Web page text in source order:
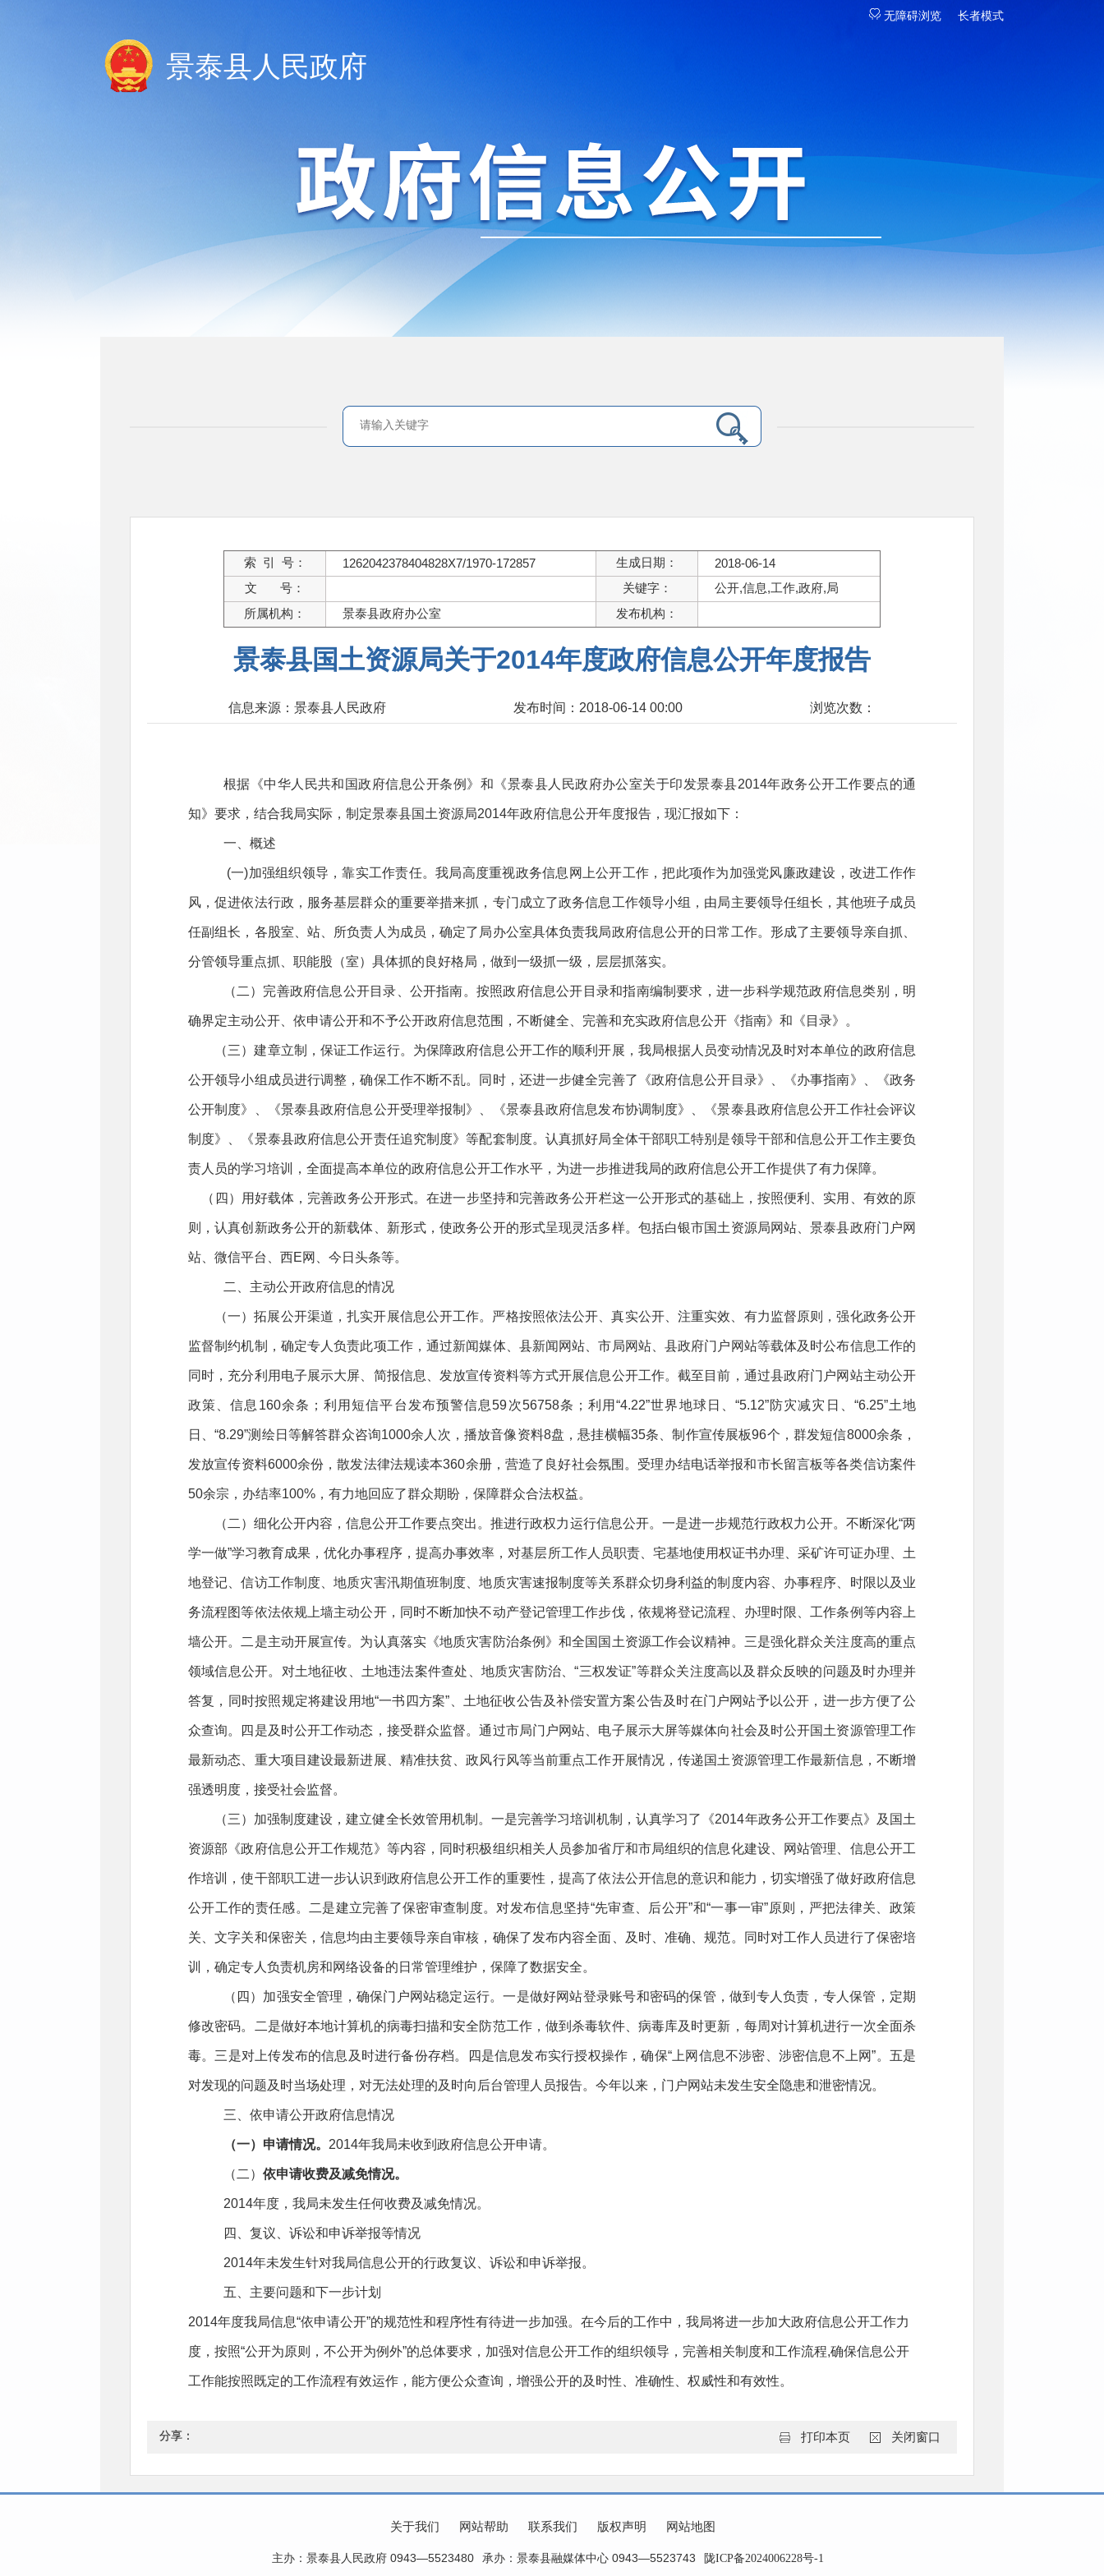
无障碍浏览 长者模式
景泰县人民政府
索 引 号： 1262042378404828X7/1970-172857 生成日期：
2018-06-14
文 号：
关键字：
公开,信息,工作,政府,局
所属机构：
景泰县政府办公室 发布机构：
景泰县国土资源局关于2014年度政府信息公开年度报告
信息来源：景泰县人民政府 发布时间：2018-06-14 00:00 浏览次数：
根据《中华人民共和国政府信息公开条例》和《景泰县人民政府办公室关于印发景泰县2014年政务公开工作要点的通
知》要求，结合我局实际，制定景泰县国土资源局2014年政府信息公开年度报告，现汇报如下：
一、概述
(一)加强组织领导，靠实工作责任。我局高度重视政务信息网上公开工作，把此项作为加强党风廉政建设，改进工作作
风，促进依法行政，服务基层群众的重要举措来抓，专门成立了政务信息工作领导小组，由局主要领导任组长，其他班子成员
任副组长，各股室、站、所负责人为成员，确定了局办公室具体负责我局政府信息公开的日常工作。形成了主要领导亲自抓、
分管领导重点抓、职能股（室）具体抓的良好格局，做到一级抓一级，层层抓落实。
（二）完善政府信息公开目录、公开指南。按照政府信息公开目录和指南编制要求，进一步科学规范政府信息类别，明
确界定主动公开、依申请公开和不予公开政府信息范围，不断健全、完善和充实政府信息公开《指南》和《目录》。
（三）建章立制，保证工作运行。为保障政府信息公开工作的顺利开展，我局根据人员变动情况及时对本单位的政府信息
公开领导小组成员进行调整，确保工作不断不乱。同时，还进一步健全完善了《政府信息公开目录》、《办事指南》、《政务
公开制度》、《景泰县政府信息公开受理举报制》、《景泰县政府信息发布协调制度》、《景泰县政府信息公开工作社会评议
制度》、《景泰县政府信息公开责任追究制度》等配套制度。认真抓好局全体干部职工特别是领导干部和信息公开工作主要负
责人员的学习培训，全面提高本单位的政府信息公开工作水平，为进一步推进我局的政府信息公开工作提供了有力保障。
（四）用好载体，完善政务公开形式。在进一步坚持和完善政务公开栏这一公开形式的基础上，按照便利、实用、有效的原
则，认真创新政务公开的新载体、新形式，使政务公开的形式呈现灵活多样。包括白银市国土资源局网站、景泰县政府门户网
站、微信平台、西E网、今日头条等。
二、主动公开政府信息的情况
（一）拓展公开渠道，扎实开展信息公开工作。严格按照依法公开、真实公开、注重实效、有力监督原则，强化政务公开
监督制约机制，确定专人负责此项工作，通过新闻媒体、县新闻网站、市局网站、县政府门户网站等载体及时公布信息工作的
同时，充分利用电子展示大屏、简报信息、发放宣传资料等方式开展信息公开工作。截至目前，通过县政府门户网站主动公开
政策、信息160余条；利用短信平台发布预警信息59次56758条；利用“4.22”世界地球日、“5.12”防灾减灾日、“6.25”土地
日、“8.29”测绘日等解答群众咨询1000余人次，播放音像资料8盘，悬挂横幅35条、制作宣传展板96个，群发短信8000余条，
发放宣传资料6000余份，散发法律法规读本360余册，营造了良好社会氛围。受理办结电话举报和市长留言板等各类信访案件
50余宗，办结率100%，有力地回应了群众期盼，保障群众合法权益。
（二）细化公开内容，信息公开工作要点突出。推进行政权力运行信息公开。一是进一步规范行政权力公开。不断深化“两
学一做”学习教育成果，优化办事程序，提高办事效率，对基层所工作人员职责、宅基地使用权证书办理、采矿许可证办理、土
地登记、信访工作制度、地质灾害汛期值班制度、地质灾害速报制度等关系群众切身利益的制度内容、办事程序、时限以及业
务流程图等依法依规上墙主动公开，同时不断加快不动产登记管理工作步伐，依规将登记流程、办理时限、工作条例等内容上
墙公开。二是主动开展宣传。为认真落实《地质灾害防治条例》和全国国土资源工作会议精神。三是强化群众关注度高的重点
领域信息公开。对土地征收、土地违法案件查处、地质灾害防治、“三权发证”等群众关注度高以及群众反映的问题及时办理并
答复，同时按照规定将建设用地“一书四方案”、土地征收公告及补偿安置方案公告及时在门户网站予以公开，进一步方便了公
众查询。四是及时公开工作动态，接受群众监督。通过市局门户网站、电子展示大屏等媒体向社会及时公开国土资源管理工作
最新动态、重大项目建设最新进展、精准扶贫、政风行风等当前重点工作开展情况，传递国土资源管理工作最新信息，不断增
强透明度，接受社会监督。
（三）加强制度建设，建立健全长效管用机制。一是完善学习培训机制，认真学习了《2014年政务公开工作要点》及国土
资源部《政府信息公开工作规范》等内容，同时积极组织相关人员参加省厅和市局组织的信息化建设、网站管理、信息公开工
作培训，使干部职工进一步认识到政府信息公开工作的重要性，提高了依法公开信息的意识和能力，切实增强了做好政府信息
公开工作的责任感。二是建立完善了保密审查制度。对发布信息坚持“先审查、后公开”和“一事一审”原则，严把法律关、政策
关、文字关和保密关，信息均由主要领导亲自审核，确保了发布内容全面、及时、准确、规范。同时对工作人员进行了保密培
训，确定专人负责机房和网络设备的日常管理维护，保障了数据安全。
（四）加强安全管理，确保门户网站稳定运行。一是做好网站登录账号和密码的保管，做到专人负责，专人保管，定期
修改密码。二是做好本地计算机的病毒扫描和安全防范工作，做到杀毒软件、病毒库及时更新，每周对计算机进行一次全面杀
毒。三是对上传发布的信息及时进行备份存档。四是信息发布实行授权操作，确保“上网信息不涉密、涉密信息不上网”。五是
对发现的问题及时当场处理，对无法处理的及时向后台管理人员报告。今年以来，门户网站未发生安全隐患和泄密情况。
三、依申请公开政府信息情况
（一）申请情况。 2014年我局未收到政府信息公开申请。
（二） 依申请收费及减免情况。
2014年度，我局未发生任何收费及减免情况。
四、复议、诉讼和申诉举报等情况
2014年未发生针对我局信息公开的行政复议、诉讼和申诉举报。
五、主要问题和下一步计划
2014年度我局信息“依申请公开”的规范性和程序性有待进一步加强。在今后的工作中，我局将进一步加大政府信息公开工作力
度，按照“公开为原则，不公开为例外”的总体要求，加强对信息公开工作的组织领导，完善相关制度和工作流程,确保信息公开
工作能按照既定的工作流程有效运作，能方便公众查询，增强公开的及时性、准确性、权威性和有效性。
分享： 打印本页 关闭窗口
关于我们 网站帮助 联系我们 版权声明 网站地图
主办：景泰县人民政府 0943—5523480 承办：景泰县融媒体中心 0943—5523743 陇ICP备2024006228号-1